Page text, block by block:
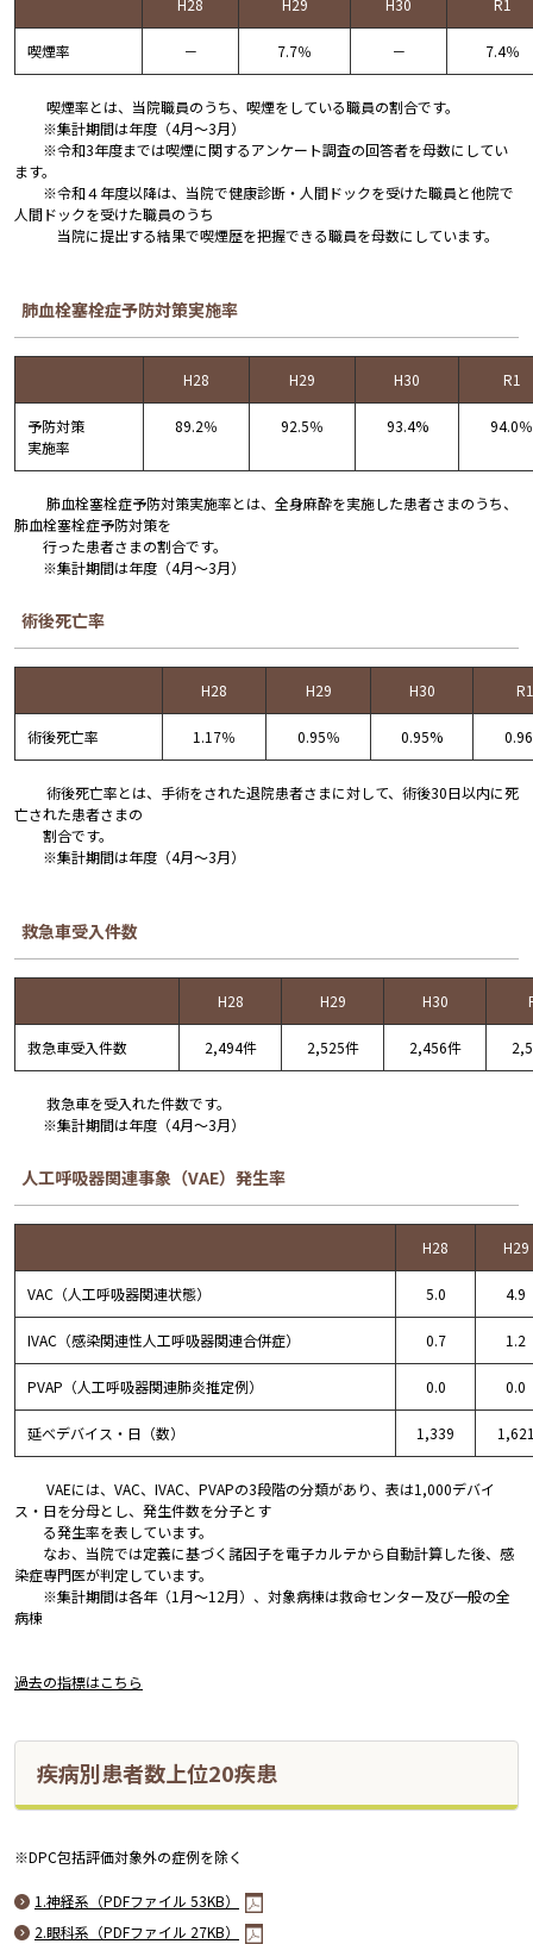
H28 H29 H30 R1
喫煙率 － 7.7％ － 7.4％
喫煙率とは、当院職員のうち、喫煙をしている職員の割合です。
※集計期間は年度（4月～3月）
※令和3年度までは喫煙に関するアンケート調査の回答者を母数にしてい
ます。
※令和４年度以降は、当院で健康診断・人間ドックを受けた職員と他院で
人間ドックを受けた職員のうち
当院に提出する結果で喫煙歴を把握できる職員を母数にしています。
肺血栓塞栓症予防対策実施率
H28 H29 H30 R1
予防対策
実施率
89.2％ 92.5％ 93.4% 94.0％
肺血栓塞栓症予防対策実施率とは、全身麻酔を実施した患者さまのうち、
肺血栓塞栓症予防対策を
行った患者さまの割合です。
※集計期間は年度（4月～3月）
術後死亡率
H28 H29 H30 R1
術後死亡率 1.17％ 0.95％ 0.95%
術後死亡率とは、手術をされた退院患者さまに対して、術後30日以内に死
亡された患者さまの
割合です。
※集計期間は年度（4月～3月）
救急車受入件数
H28 H29 H30
救急車受入件数 2,494件 2,525件 2,456件
救急車を受入れた件数です。
※集計期間は年度（4月～3月）
人工呼吸器関連事象（VAE）発生率
H28 H29
VAC（人工呼吸器関連状態） 5.0 4.9
IVAC（感染関連性人工呼吸器関連合併症） 0.7 1.2
PVAP（人工呼吸器関連肺炎推定例） 0.0 0.0
延べデバイス・日（数） 1,339
VAEには、VAC、IVAC、PVAPの3段階の分類があり、表は1,000デバイ
ス・日を分母とし、発生件数を分子とす
る発生率を表しています。
なお、当院では定義に基づく諸因子を電子カルテから自動計算した後、感
染症専門医が判定しています。
※集計期間は各年（1月～12月）、対象病棟は救命センター及び一般の全
病棟
過去の指標はこちら
疾病別患者数上位20疾患
※DPC包括評価対象外の症例を除く
1.神経系（PDFファイル 53KB）
2.眼科系（PDFファイル 27KB）